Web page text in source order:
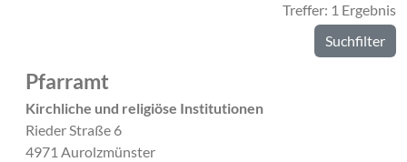
Treffer: 1 Ergebnis
Suchfilter
Pfarramt
Kirchliche und religiöse Institutionen
Rieder Straße 6
4971 Aurolzmünster